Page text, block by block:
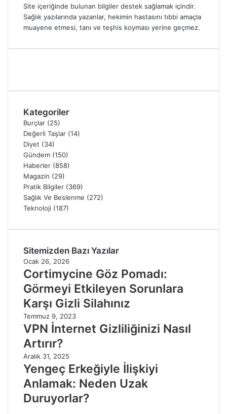
Site içeriğinde bulunan bilgiler destek sağlamak içindir.
Sağlık yazılarında yazanlar, hekimin hastasını tıbbi amaçla
muayene etmesi, tanı ve teşhis koyması yerine geçmez.
Kategoriler
Burçlar (25)
Değerli Taşlar (14)
Diyet (34)
Gündem (150)
Haberler (858)
Magazin (29)
Pratik Bilgiler (369)
Sağlık Ve Beslenme (272)
Teknoloji (187)
Sitemizden Bazı Yazılar
Ocak 26, 2026
Cortimycine Göz Pomadı:
Görmeyi Etkileyen Sorunlara
Karşı Gizli Silahınız
Temmuz 9, 2023
VPN İnternet Gizliliğinizi Nasıl
Artırır?
Aralık 31, 2025
Yengeç Erkeğiyle İlişkiyi
Anlamak: Neden Uzak
Duruyorlar?